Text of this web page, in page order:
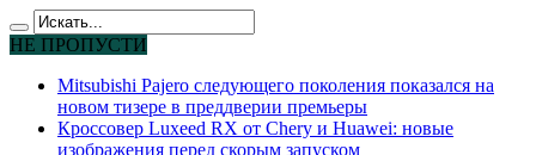
НЕ ПРОПУСТИ
Mitsubishi Pajero следующего поколения показался на
новом тизере в преддверии премьеры
Кроссовер Luxeed RX от Chery и Huawei: новые
изображения перед скорым запуском